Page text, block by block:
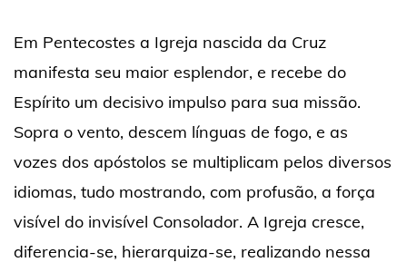
Em Pentecostes a Igreja nascida da Cruz
manifesta seu maior esplendor, e recebe do
Espírito um decisivo impulso para sua missão.
Sopra o vento, descem línguas de fogo, e as
vozes dos apóstolos se multiplicam pelos diversos
idiomas, tudo mostrando, com profusão, a força
visível do invisível Consolador. A Igreja cresce,
diferencia-se, hierarquiza-se, realizando nessa